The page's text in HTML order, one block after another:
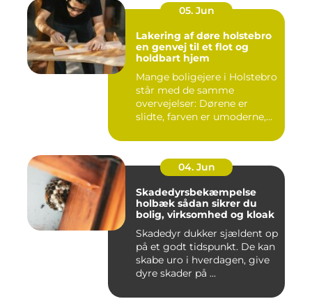
05. Jun
Lakering af døre holstebro
en genvej til et flot og
holdbart hjem
Mange boligejere i Holstebro
står med de samme
overvejelser: Dørene er
slidte, farven er umoderne,
04. Jun
Skadedyrsbekæmpelse
holbæk sådan sikrer du
bolig, virksomhed og kloak
Skadedyr dukker sjældent op
på et godt tidspunkt. De kan
skabe uro i hverdagen, give
dyre skader på ...